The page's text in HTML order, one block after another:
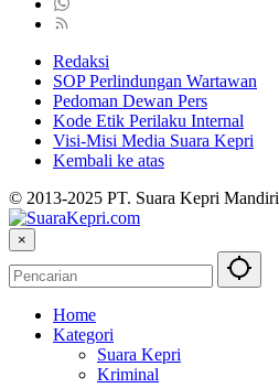
Redaksi
SOP Perlindungan Wartawan
Pedoman Dewan Pers
Kode Etik Perilaku Internal
Visi-Misi Media Suara Kepri
Kembali ke atas
© 2013-2025 PT. Suara Kepri Mandiri
×
Home
Kategori
Suara Kepri
Kriminal